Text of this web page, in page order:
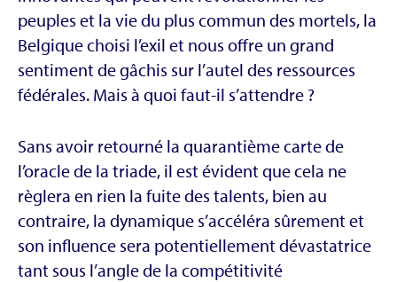
peuples et la vie du plus commun des mortels, la
Belgique choisi l’exil et nous offre un grand
sentiment de gâchis sur l’autel des ressources
fédérales. Mais à quoi faut-il s’attendre ?
Sans avoir retourné la quarantième carte de
l’oracle de la triade, il est évident que cela ne
règlera en rien la fuite des talents, bien au
contraire, la dynamique s’accéléra sûrement et
son influence sera potentiellement dévastatrice
tant sous l’angle de la compétitivité